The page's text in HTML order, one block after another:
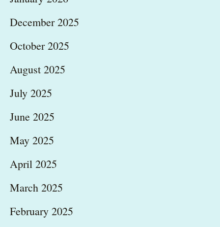
December 2025
October 2025
August 2025
July 2025
June 2025
May 2025
April 2025
March 2025
February 2025